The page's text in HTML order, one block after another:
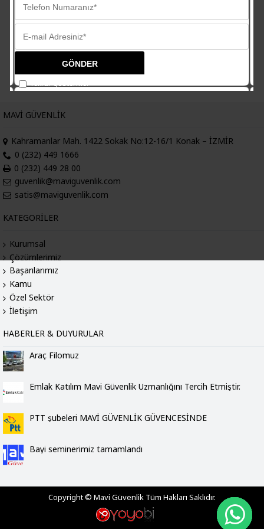
Tekrar gösterme.
Soğuk Zincir Takip Çözümü
Güvenli Yük Taşıma Çözümü
MAVI GÜVENLIK
Kahramanlar Mah. 1422 Sokak No:12-16/1 Konak – İZMİR
0 (232) 449 1666
0 (232) 449 28 00
guvenlik@maviguvenlik.com
satis@maviguvenlik.com
KATEGORILER
Kurumsal
Çözümlerimiz
Başarılarımız
Kamu
Özel Sektör
İletişim
HABERLER & DUYURULAR
Araç Filomuz
Emlak Katılım Mavi Güvenlik Uzmanlığını Tercih Etmiştir.
PTT şubeleri MAVİ GÜVENLİK GÜVENCESİNDE
Bayi seminerimiz tamamlandı
Copyright © Mavi Güvenlik Tüm Hakları Saklıdır.